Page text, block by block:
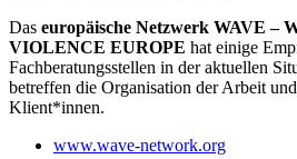
Das europäische Netzwerk WAVE –
VIOLENCE EUROPE hat einige
Fachberatungsstellen in der aktuellen
betreffen die Organisation der Arbeit
Klient*innen.
www.wave-network.org